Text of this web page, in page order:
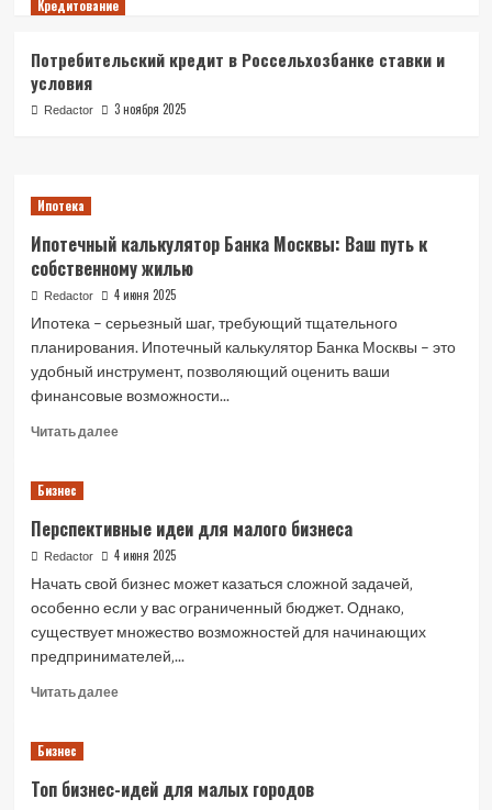
доход в валюте
Кредитование
Потребительский кредит в
Кредитование
Потребительский кредит в Россельхозбанке ставки и
условия
Redactor 3 ноября 2025
Ипотека
Ипотечный калькулятор Банка Москвы: Ваш путь к
собственному жилью
Redactor 4 июня 2025
Ипотека – серьезный шаг, требующий тщательного
планирования. Ипотечный калькулятор Банка Москвы – это
удобный инструмент, позволяющий оценить ваши
финансовые возможности...
Читать далееRead
Банка
Москвы:
Ваш
к
собственному
жилью
Бизнес
Перспективные идеи для малого бизнеса
Redactor 4 июня 2025
Начать свой бизнес может казаться сложной задачей‚
особенно если у вас ограниченный бюджет. Однако‚
существует множество возможностей для начинающих
предпринимателей‚...
Читать далееRead
для
Бизнес
Топ бизнес-идей для малых городов